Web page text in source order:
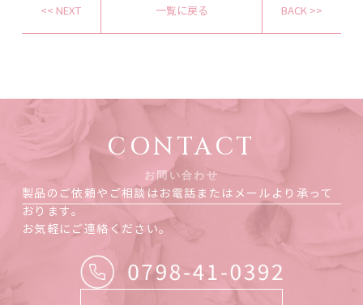
<< NEXT 一覧に戻る BACK >>
CONTACT
お問い合わせ
製品のご依頼やご相談はお電話またはメールより承って
おります。
お気軽にご連絡ください。